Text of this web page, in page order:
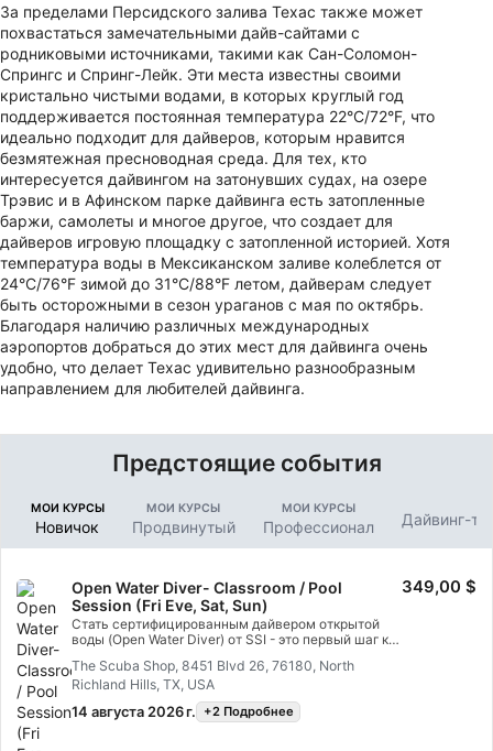
За пределами Персидского залива Техас также может
похвастаться замечательными дайв-сайтами с
родниковыми источниками, такими как Сан-Соломон-
Спрингс и Спринг-Лейк. Эти места известны своими
кристально чистыми водами, в которых круглый год
поддерживается постоянная температура 22°C/72°F, что
идеально подходит для дайверов, которым нравится
безмятежная пресноводная среда. Для тех, кто
интересуется дайвингом на затонувших судах, на озере
Трэвис и в Афинском парке дайвинга есть затопленные
баржи, самолеты и многое другое, что создает для
дайверов игровую площадку с затопленной историей. Хотя
температура воды в Мексиканском заливе колеблется от
24°C/76°F зимой до 31°C/88°F летом, дайверам следует
быть осторожными в сезон ураганов с мая по октябрь.
Благодаря наличию различных международных
аэропортов добраться до этих мест для дайвинга очень
удобно, что делает Техас удивительно разнообразным
направлением для любителей дайвинга.
Предстоящие события
МОИ КУРСЫ
Новичок
МОИ КУРСЫ
Продвинутый
МОИ КУРСЫ
Профессионал Дайвинг-
Open Water Diver- Classroom / Pool
Session (Fri Eve, Sat, Sun)
Стать сертифицированным дайвером открытой
воды (Open Water Diver) от SSI - это первый шаг к
можно исследовать под водой. Курс Open Water
Diver (Open Water Diver) от SSI научит тебя
необходимым навыкам, необходимым для
безопасного погружения в открытой воде под
The Scuba Shop, 8451 Blvd 26, 76180, North
Richland Hills, TX, USA
14 августа 2026 г. +2 Подробнее
349,00 $